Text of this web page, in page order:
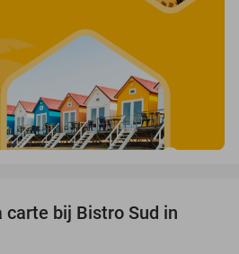
carte bij Bistro Sud in